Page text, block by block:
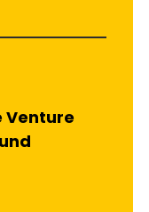
Venture